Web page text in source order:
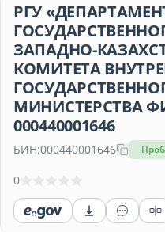
РГУ
ЗАПАДНО-
КОМИТЕТА
МИНИСТЕРСТВА
000440001646
БИН:000440001646
0